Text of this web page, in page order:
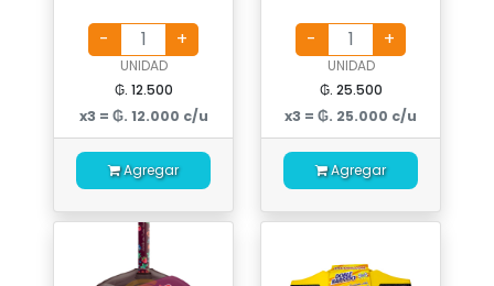
UNIDAD
₲. 12.500
x3 = ₲. 12.000 c/u
Agregar
UNIDAD
₲. 25.500
x3 = ₲. 25.000 c/u
Agregar